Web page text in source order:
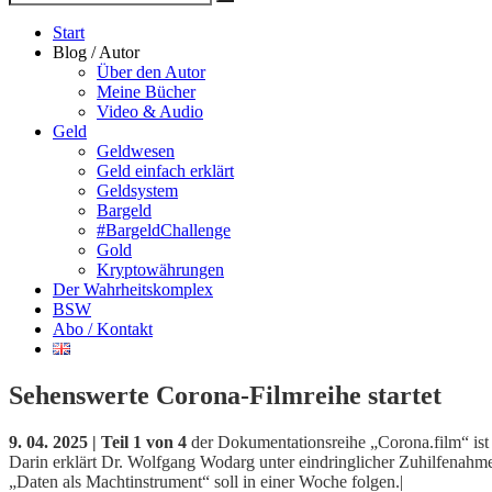
nach
Suche
Start
Blog / Autor
Über den Autor
Meine Bücher
Video & Audio
Geld
Geldwesen
Geld einfach erklärt
Geldsystem
Bargeld
#BargeldChallenge
Gold
Kryptowährungen
Der Wahrheitskomplex
BSW
Abo / Kontakt
Sehenswerte Corona-Filmreihe startet
9. 04. 2025 | Teil 1 von 4 der Dokumentationsreihe „Corona.film“
Darin erklärt Dr. Wolfgang Wodarg unter eindringlicher
„Daten als Machtinstrument“ soll in einer Woche folgen.|